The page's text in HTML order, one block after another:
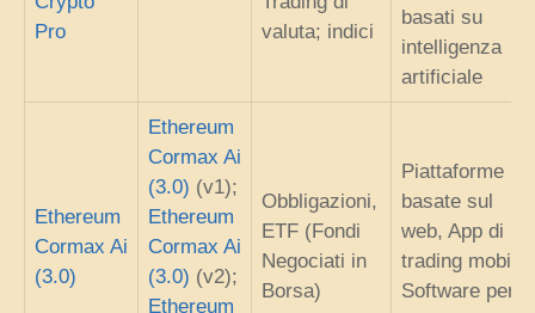
Pro
valuta; indici
basati su
intelligenza
artificiale
Ethereum
Cormax Ai
(3.0)
Ethereum
Cormax Ai
(3.0) (v1);
Ethereum
Cormax Ai
(3.0) (v2);
Ethereum
Obbligazioni,
ETF (Fondi
Negociati in
Borsa)
Piattaforme
basate sul
web, App di
trading mobile,
Software per